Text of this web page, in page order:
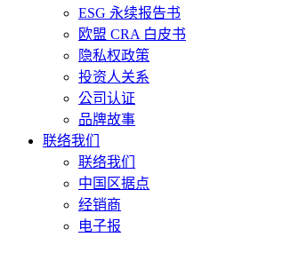
ESG 永续报告书
欧盟 CRA 白皮书
隐私权政策
投资人关系
公司认证
品牌故事
联络我们
联络我们
中国区据点
经销商
电子报